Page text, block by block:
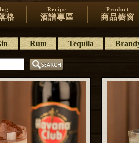
格
Recipe
酒譜專區
Product
商品櫥窗
Rum Tequila